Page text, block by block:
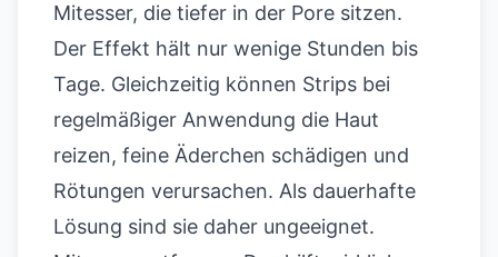
Mitesser, die tiefer in der Pore sitzen.
Der Effekt hält nur wenige Stunden bis
Tage. Gleichzeitig können Strips bei
regelmäßiger Anwendung die Haut
reizen, feine Äderchen schädigen und
Rötungen verursachen. Als dauerhafte
Lösung sind sie daher ungeeignet.